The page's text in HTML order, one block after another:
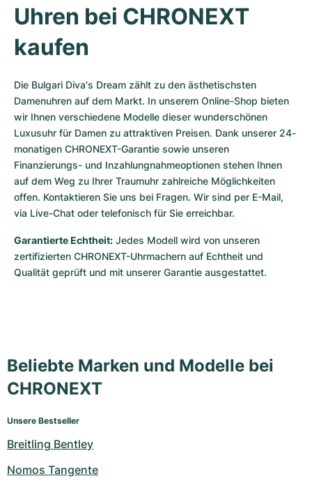
Uhren bei CHRONEXT
kaufen
Die Bulgari Diva's Dream zählt zu den ästhetischsten
Damenuhren auf dem Markt. In unserem Online-Shop bieten
wir Ihnen verschiedene Modelle dieser wunderschönen
Luxusuhr für Damen zu attraktiven Preisen. Dank unserer 24-
monatigen CHRONEXT-Garantie sowie unseren
Finanzierungs- und Inzahlungnahmeoptionen stehen Ihnen
auf dem Weg zu Ihrer Traumuhr zahlreiche Möglichkeiten
offen. Kontaktieren Sie uns bei Fragen. Wir sind per E-Mail,
via Live-Chat oder telefonisch für Sie erreichbar.
Garantierte Echtheit: Jedes Modell wird von unseren
zertifizierten CHRONEXT-Uhrmachern auf Echtheit und
Qualität geprüft und mit unserer Garantie ausgestattet.
Beliebte Marken und Modelle bei
CHRONEXT
Unsere Bestseller
Breitling Bentley
Nomos Tangente